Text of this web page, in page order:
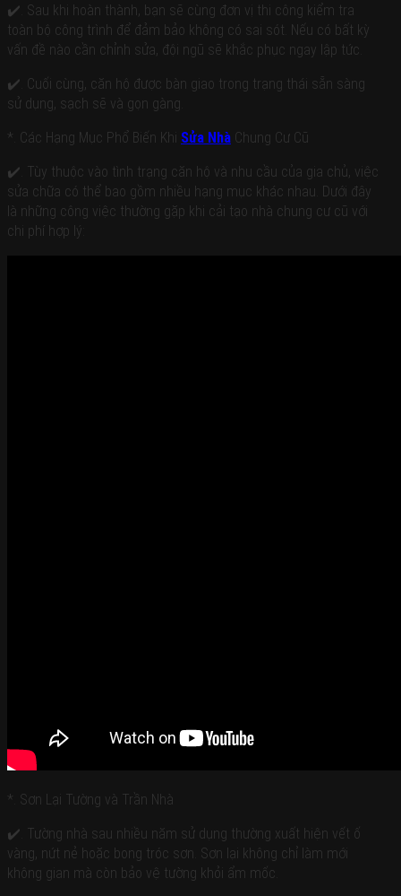
✔️. Sau khi hoàn thành, bạn sẽ cùng đơn vị thi công kiểm tra
toàn bộ công trình để đảm bảo không có sai sót. Nếu có bất kỳ
vấn đề nào cần chỉnh sửa, đội ngũ sẽ khắc phục ngay lập tức.
✔️. Cuối cùng, căn hộ được bàn giao trong trạng thái sẵn sàng
sử dụng, sạch sẽ và gọn gàng.
*. Các Hạng Mục Phổ Biến Khi Sửa Nhà Chung Cư Cũ
✔️. Tùy thuộc vào tình trạng căn hộ và nhu cầu của gia chủ, việc
sửa chữa có thể bao gồm nhiều hạng mục khác nhau. Dưới đây
là những công việc thường gặp khi cải tạo nhà chung cư cũ với
chi phí hợp lý:
*. Sơn Lại Tường và Trần Nhà
✔️. Tường nhà sau nhiều năm sử dụng thường xuất hiện vết ố
vàng, nứt nẻ hoặc bong tróc sơn. Sơn lại không chỉ làm mới
không gian mà còn bảo vệ tường khỏi ẩm mốc.